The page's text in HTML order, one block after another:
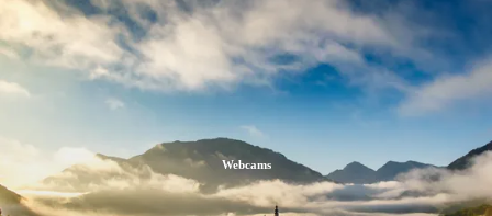
Zum
Inhalt
Zur
Suche
Zum
Footer
Webcams